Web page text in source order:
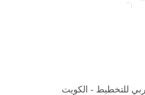
للتخطيط - الكويت